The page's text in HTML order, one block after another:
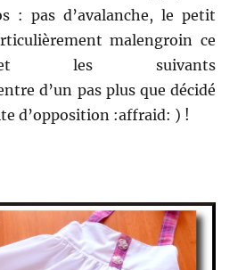
: pas d’avalanche, le petit
malengroin ce
les suivants
d’un pas plus que décidé
d’opposition :affraid: ) !